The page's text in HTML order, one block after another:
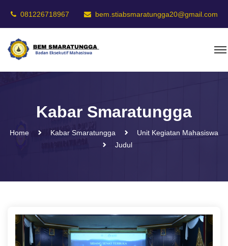
081226718967 bem.stiabsmaratungga20@gmail.com
Kabar Smaratungga
Home Kabar Smaratungga
Unit Kegiatan Mahasiswa
Judul